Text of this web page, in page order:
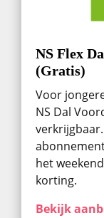
NS Flex
(Gratis)
Voor
NS Dal
het
korting.
Bekijk